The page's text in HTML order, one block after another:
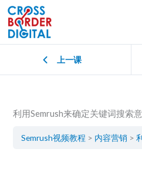
上一课
利用Semrush来确定关键词搜索
Semrush视频教程 内容营销